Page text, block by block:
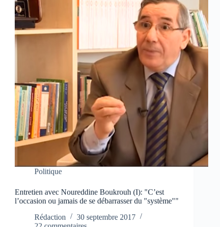
Politique
Entretien avec Noureddine Boukrouh (I): "C’est
l’occasion ou jamais de se débarrasser du "système""
Rédaction
30 septembre 2017